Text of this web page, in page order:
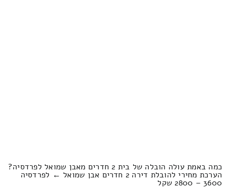
כמה באמת עולה הובלה של בית 2 חדרים מאבן שמואל לפרדסיה?
הערכת מחירי להובלת דירה 2 חדרים אבן שמואל ← לפרדסיה
3600 – 2800 שקל